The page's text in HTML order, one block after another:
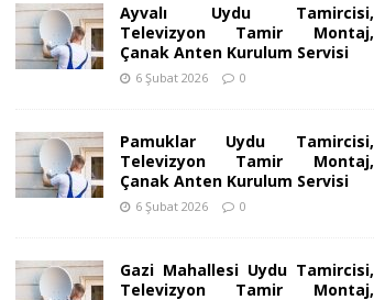
Ayvalı Uydu Tamircisi,
Televizyon Tamir Montaj,
Çanak Anten Kurulum Servisi
6 Şubat 2026 0
Pamuklar Uydu Tamircisi,
Televizyon Tamir Montaj,
Çanak Anten Kurulum Servisi
6 Şubat 2026 0
Gazi Mahallesi Uydu Tamircisi,
Televizyon Tamir Montaj,